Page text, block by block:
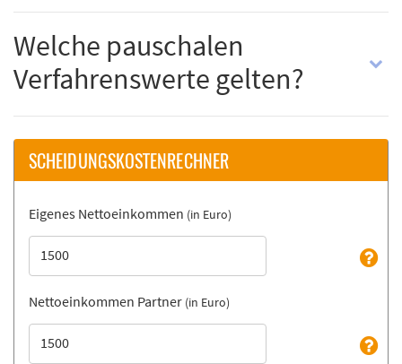
Welche pauschalen
Verfahrenswerte gelten?
SCHEIDUNGSKOSTENRECHNER
Eigenes Nettoeinkommen (in Euro)
Nettoeinkommen Partner (in Euro)